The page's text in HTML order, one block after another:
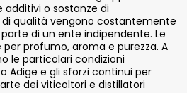
o sostanze di
qualità vengono costantemente
di un ente indipendente. Le
profumo, aroma e purezza. A
le particolari condizioni
Adige e gli sforzi continui per
dei viticoltori e distillatori